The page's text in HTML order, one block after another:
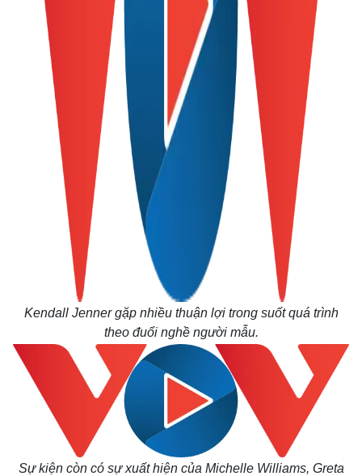
Kendall Jenner gặp nhiều thuận lợi trong suốt quá trình
theo đuổi nghề người mẫu.
Sự kiện còn có sự xuất hiện của Michelle Williams, Greta